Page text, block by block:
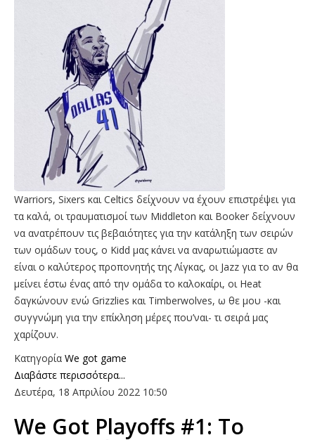
Warriors, Sixers και Celtics δείχνουν να έχουν επιστρέψει για
τα καλά, οι τραυματισμοί των Middleton και Booker δείχνουν
να ανατρέπουν τις βεβαιότητες για την κατάληξη των σειρών
των ομάδων τους, ο Kidd μας κάνει να αναρωτιώμαστε αν
είναι ο καλύτερος προπονητής της Λίγκας, οι Jazz για το αν θα
μείνει έστω ένας από την ομάδα το καλοκαίρι, οι Heat
δαγκώνουν ενώ Grizzlies και Timberwolves, ω θε μου -και
συγγνώμη για την επίκληση μέρες που’ναι- τι σειρά μας
χαρίζουν.
Κατηγορία We got game
Διαβάστε περισσότερα...
Δευτέρα, 18 Απριλίου 2022 10:50
We Got Playoffs #1: Το